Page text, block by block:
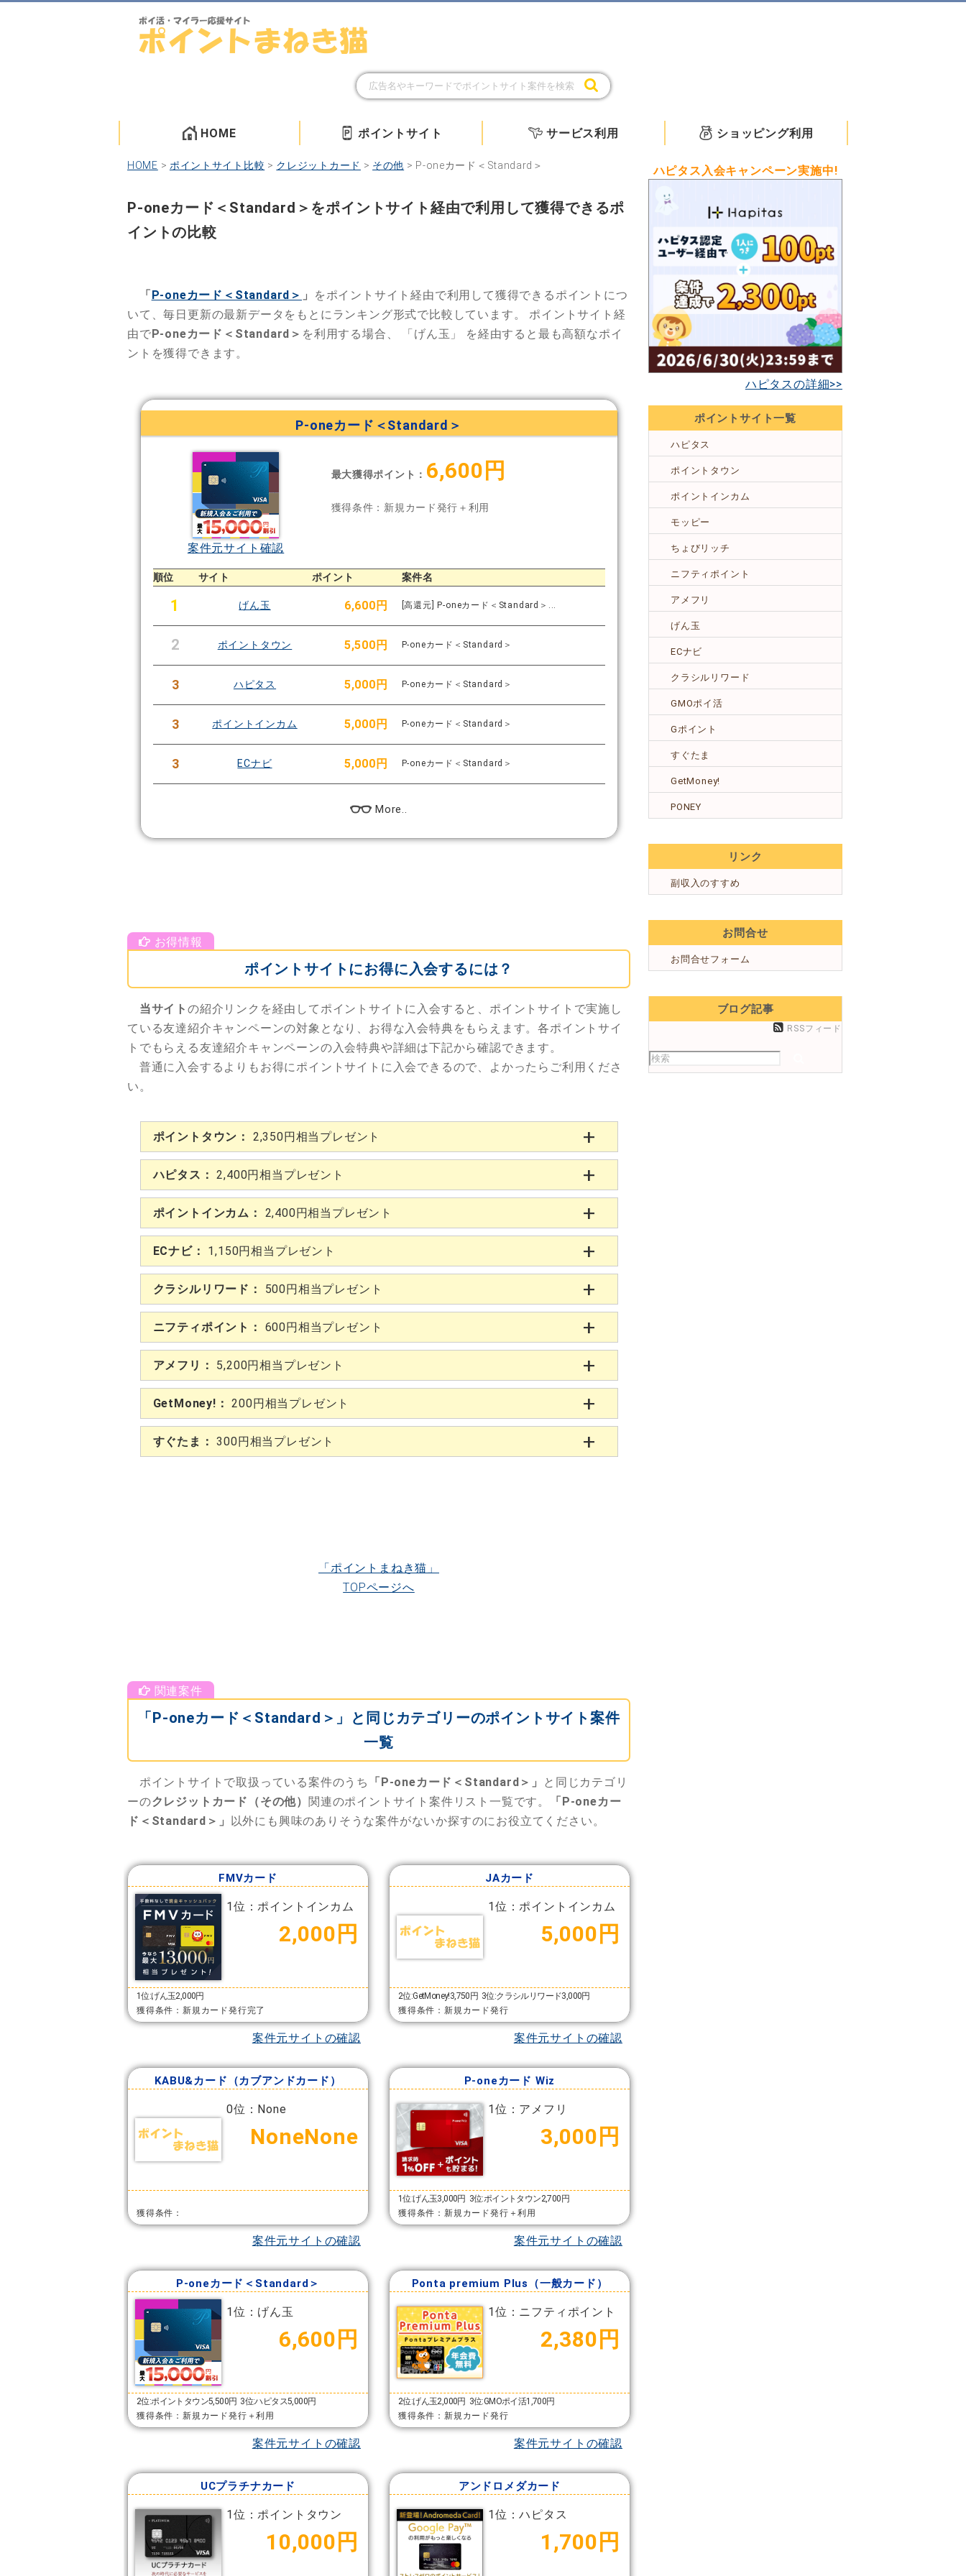
HOME ポイントサイト サービス利用 ショッピング利用
HOME > ポイントサイト比較 > クレジットカード > その他 > P-oneカード＜Standard＞
P-oneカード＜Standard＞をポイントサイト経由で利用して獲得できるポ
イントの比較
「P-oneカード＜Standard＞ 」
をポイントサイト経由で利用して獲得できるポイントにつ
いて、毎日更新の最新データをもとにランキング形式で比較しています。 ポイントサイト経
由でP-oneカード＜Standard＞ を利用する場合、 「げん玉」
を経由すると最も高額なポイ
ントを獲得できます。
P-oneカード＜Standard＞
案件元サイト確認
最大獲得ポイント： 6,600円
獲得条件：新規カード発行＋利用
順位 サイト ポイント 案件名
1 げん玉 6,600円 [高還元] P-oneカード＜Standard＞...
2 ポイントタウン 5,500円 P-oneカード＜Standard＞
3 ハピタス 5,000円 P-oneカード＜Standard＞
3 ポイントインカム 5,000円 P-oneカード＜Standard＞
3 ECナビ 5,000円 P-oneカード＜Standard＞
More..
ポイントサイトにお得に入会するには？
当サイトの紹介リンクを経由してポイントサイトに入会すると、ポイントサイトで実施し
ている友達紹介キャンペーンの対象となり、お得な入会特典をもらえます。各ポイントサイ
トでもらえる友達紹介キャンペーンの入会特典や詳細は下記から確認できます。
普通に入会するよりもお得にポイントサイトに入会できるので、よかったらご利用くださ
い。
ポイントタウン： 2,350円相当プレゼント
ハピタス： 2,400円相当プレゼント
ポイントインカム： 2,400円相当プレゼント
ECナビ： 1,150円相当プレゼント
クラシルリワード： 500円相当プレゼント
ニフティポイント： 600円相当プレゼント
アメフリ： 5,200円相当プレゼント
GetMoney!： 200円相当プレゼント
すぐたま： 300円相当プレゼント
「ポイントまねき猫」
TOPページへ
「P-oneカード＜Standard＞」と同じカテゴリーのポイントサイト案件
一覧
ポイントサイトで取扱っている案件のうち 「P-oneカード＜Standard＞」
と同じカテゴリ
ーのクレジットカード（その他） 関連のポイントサイト案件リスト一覧です。
「P-oneカー
ド＜Standard＞」
以外にも興味のありそうな案件がないか探すのにお役立てください。
FMVカード
1位：ポイントインカム
2,000円
1位:げん玉2,000円
獲得条件：新規カード発行完了
案件元サイトの確認
JAカード
1位：ポイントインカム
5,000円
2位:GetMoney!3,750円 3位:クラシルリワード3,000円
獲得条件：新規カード発行
案件元サイトの確認
KABU&カード（カブアンドカード）
0位：None
NoneNone
獲得条件：
案件元サイトの確認
P-oneカード Wiz
1位：アメフリ
3,000円
1位:げん玉3,000円 3位:ポイントタウン2,700円
獲得条件：新規カード発行＋利用
案件元サイトの確認
P-oneカード＜Standard＞
1位：げん玉
6,600円
2位:ポイントタウン5,500円 3位:ハピタス5,000円
獲得条件：新規カード発行＋利用
案件元サイトの確認
Ponta premium Plus（一般カード）
1位：ニフティポイント
2,380円
2位:げん玉2,000円 3位:GMOポイ活1,700円
獲得条件：新規カード発行
案件元サイトの確認
UCプラチナカード
1位：ポイントタウン
10,000円
アンドロメダカード
1位：ハピタス
1,700円
ハピタス入会キャンペーン実施中!
ハピタスの詳細>>
ポイントサイト一覧
ハピタス
ポイントタウン
ポイントインカム
モッピー
ちょびリッチ
ニフティポイント
アメフリ
げん玉
ECナビ
クラシルリワード
GMOポイ活
Gポイント
すぐたま
GetMoney!
PONEY
リンク
副収入のすすめ
お問合せ
お問合せフォーム
ブログ記事
RSSフィード